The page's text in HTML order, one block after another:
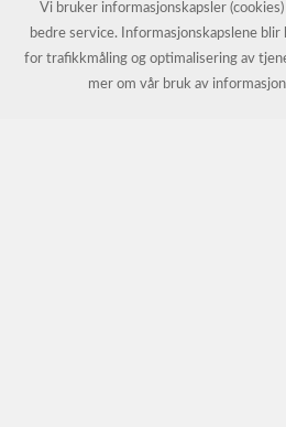
© Automax AS Oslo |
Vi bruker informasjonskapsler
bedre service. Informasjonskapslene
for trafikkmåling og optimalisering av
mer om vår bruk av